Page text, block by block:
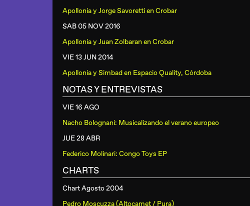
Apollonia y Jorge SavorettienCrobar
SAB 05 NOV2016
Apollonia y Juan ZolbaranenCrobar
VIE 13 JUN2014
Apollonia y Simbaden Espacio Quality, Córdoba
NOTAS Y ENTREVISTAS
VIE 16 AGO
Nacho Bolognani: Musicalizando el verano europeo
JUE 28 ABR
Federico Molinari: Congo Toys EP
CHARTS
Chart Agosto 2004
Pedro Moscuzza (Altocamet / Pura)